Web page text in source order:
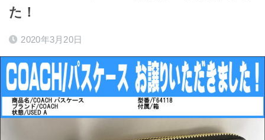
た！
2020年3月20日